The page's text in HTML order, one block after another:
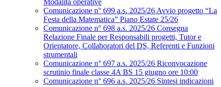
Modalità operative
Comunicazione n° 699 a.s. 2025/26 Avvio progetto “La
Festa della Matematica” Piano Estate 25/26
Comunicazione n° 698 a.s. 2025/26 Consegna
Relazione Finale per Responsabili progetti, Tutor e
Orientatore, Collaboratori del DS, Referenti e Funzioni
strumentali
Comunicazione n° 697 a.s. 2025/26 Riconvocazione
scrutinio finale classe 4A BS 15 giugno ore 10:00
Comunicazione n° 696 a.s. 2025/26 Sintesi indicazioni